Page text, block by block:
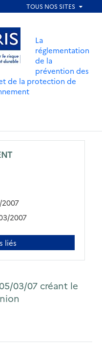
menu
La
réglementation
de la
prévention des
de la protection de
2007
liés
03/07 créant le